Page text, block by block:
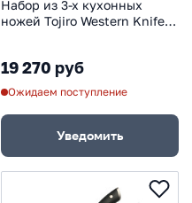
Набор из 3-х кухонных
ножей Tojiro Western Knife
древесина
19 270 руб
Ожидаем поступление
Уведомить